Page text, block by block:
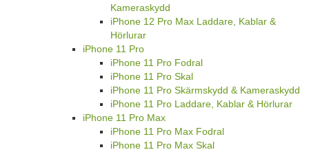
Kameraskydd
iPhone 12 Pro Max Laddare, Kablar &
Hörlurar
iPhone 11 Pro
iPhone 11 Pro Fodral
iPhone 11 Pro Skal
iPhone 11 Pro Skärmskydd & Kameraskydd
iPhone 11 Pro Laddare, Kablar & Hörlurar
iPhone 11 Pro Max
iPhone 11 Pro Max Fodral
iPhone 11 Pro Max Skal